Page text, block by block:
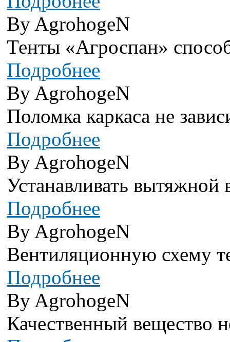
By AgrohogeN
Тенты «Агроспан»
Подробнее
By AgrohogeN
Поломка каркаса не
Подробнее
By AgrohogeN
Устанавливать вытяжной
Подробнее
By AgrohogeN
Вентиляционную схему
Подробнее
By AgrohogeN
Качественный вещество